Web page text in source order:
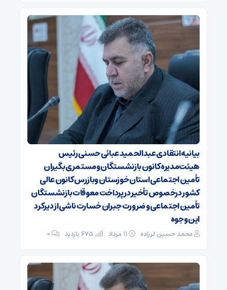
بیانیه انتقادی عبدالحمید عبائی حسنی رئیس
هیئت‌مدیره کانون بازنشستگان ومستمری بگیران
تأمین اجتماعی استان خوزستان وبازرس کانون عالی
کشور درخصوص تأخیر در پرداخت معوقات بازنشستگان
تأمین اجتماعی و ضرورت جبران خسارت ناشی از دیرکرد
این وجوه
محمد حسین لرزاده ۰